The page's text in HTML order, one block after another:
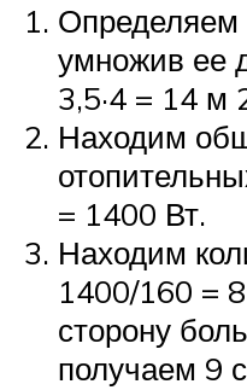
умножив ее
3,5·4 = 14 м
Находим
= 1400 Вт.
Находим
1400/160 =
сторону
получаем 9